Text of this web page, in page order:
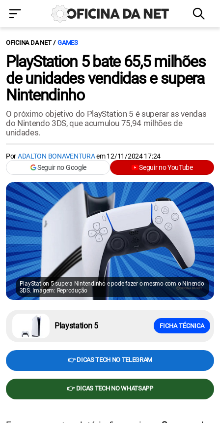
OFICINA DA NET GAMES
PlayStation 5 bate 65,5 milhões
de unidades vendidas e supera
Nintendinho
O próximo objetivo do PlayStation 5 é superar as vendas
do Nintendo 3DS, que acumulou 75,94 milhões de
unidades.
PorADALTON BONAVENTURAem12/11/2024 17:24
Seguir no Google
Seguir no YouTube
PlayStation 5 supera Nintendinho e pode fazer o mesmo com o Ninendo
3DS. Imagem: Reprodução
Playstation 5 FICHA TÉCNICA
👉 DICAS TECH NO TELEGRAM
👉 DICAS TECH NO WHATSAPP